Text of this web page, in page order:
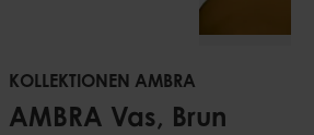
KOLLEKTIONEN AMBRA
AMBRA Vas, Brun